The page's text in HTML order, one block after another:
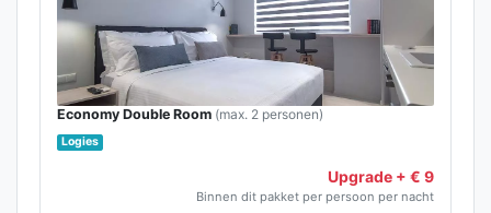
Economy Double Room (max. 2 personen)
Logies
Upgrade + € 9
Binnen dit pakket per persoon per nacht